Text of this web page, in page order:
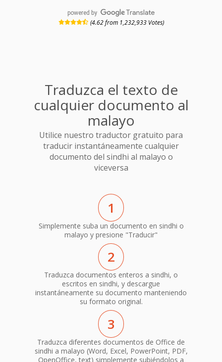
powered by
(4.62 from 1,232,933 Votes)
Traduzca el texto de
cualquier documento al
malayo
Utilice nuestro traductor gratuito para
traducir instantáneamente cualquier
documento del sindhi al malayo o
viceversa
1
Simplemente suba un documento en sindhi o
malayo y presione "Traducir"
2
Traduzca documentos enteros a sindhi, o
escritos en sindhi, y descargue
instantáneamente su documento manteniendo
su formato original.
3
Traduzca diferentes documentos de Office de
sindhi a malayo (Word, Excel, PowerPoint, PDF,
OpenOffice, text) simplemente subiéndolos a